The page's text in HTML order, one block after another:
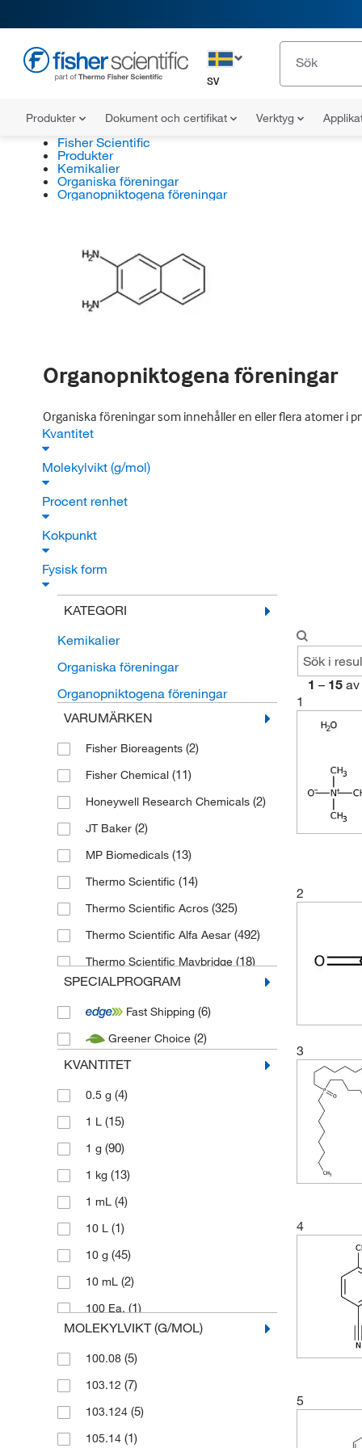
SV
Produkter Dokument och certifikat Verktyg
Fisher Scientific
Produkter
Kemikalier
Organiska föreningar
Organopniktogena föreningar
Organopniktogena föreningar
Organiska föreningar som innehåller en eller flera atomer i
Kvantitet
Molekylvikt (g/mol)
Procent renhet
Kokpunkt
Fysisk form
KATEGORI
Kemikalier
Organiska föreningar
Organopniktogena föreningar
VARUMÄRKEN
Fisher Bioreagents (2)
Fisher Chemical (11)
Honeywell Research Chemicals (2)
JT Baker (2)
MP Biomedicals (13)
Thermo Scientific (14)
Thermo Scientific Acros (325)
Thermo Scientific Alfa Aesar (492)
Thermo Scientific Maybridge (18)
Tocris(1)
SPECIALPROGRAM
Fast Shipping (6)
Greener Choice (2)
KVANTITET
0.5 g (4)
1 L (15)
1 g (90)
1 kg (13)
1 mL (4)
10 L (1)
10 g (45)
10 mL (2)
100 Ea. (1)
100 g (107)
100 mL(21)
1000 g (16)
1000 mL(4)
2 g(6)
MOLEKYLVIKT (G/MOL)
100.08 (5)
103.12 (7)
103.124 (5)
105.14 (1)
1 – 15 av
1
2
3
4
5